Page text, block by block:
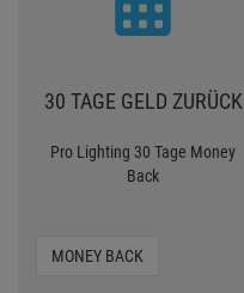
30 TAGE GELD ZURÜCK
Pro Lighting 30 Tage Money
Back
MONEY BACK